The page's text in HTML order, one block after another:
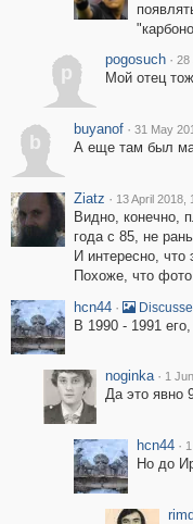
p
pogosuch · 28
Мой отец
b
buyanof · 31 May
А еще там был
Ziatz · 13 April 2018,
Видно, конечно,
года с 85, не
И интересно, что
Похоже, что
hcn44 ·
В 1990 - 1991
noginka · 1
Да это явно
hcn44 ·
Но до